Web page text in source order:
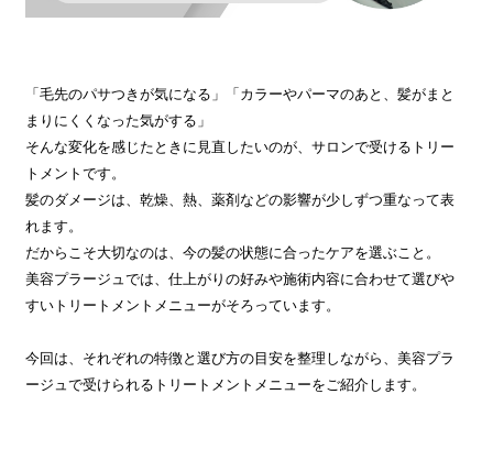
「毛先のパサつきが気になる」「カラーやパーマのあと、髪がまと
まりにくくなった気がする」
そんな変化を感じたときに見直したいのが、サロンで受けるトリー
トメントです。
髪のダメージは、乾燥、熱、薬剤などの影響が少しずつ重なって表
れます。
だからこそ大切なのは、今の髪の状態に合ったケアを選ぶこと。
美容プラージュでは、仕上がりの好みや施術内容に合わせて選びや
すいトリートメントメニューがそろっています。
今回は、それぞれの特徴と選び方の目安を整理しながら、美容プラ
ージュで受けられるトリートメントメニューをご紹介します。